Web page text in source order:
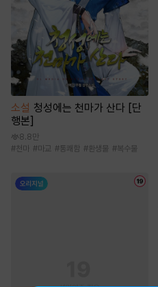
소설 청성에는 천마가 산다 [단
행본]
8.8만
#천마 #마교 #통쾌함 # 환생물 #복수물